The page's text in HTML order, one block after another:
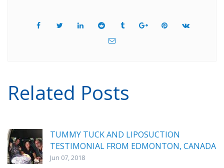
Related Posts
TUMMY TUCK AND LIPOSUCTION
TESTIMONIAL FROM EDMONTON, CANADA
Jun 07, 2018